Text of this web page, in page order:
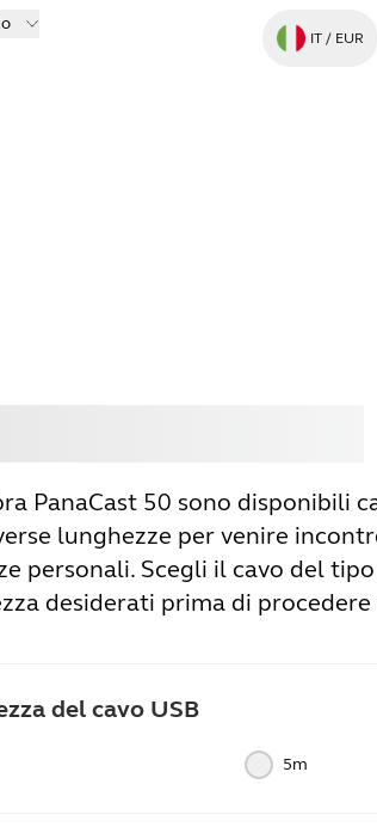
IT / EUR
PanaCast 50 sono disponibili
lunghezze per venire
personali. Scegli il cavo del
desiderati prima di
del cavo USB
5m